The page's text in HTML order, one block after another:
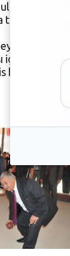
“Nilüfer
herkes
hayırlı